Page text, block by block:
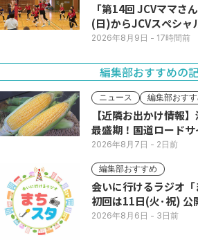
「第14回 JCVママさ
(日)からJCVスペシャ
2026年8月9日 - 17時間前
編集部おすすめの
ニュース 編集部おす
【近隣お出かけ情報
最盛期！国道ロード
い列
2026年8月7日 - 2日前
編集部おすすめ
会いに行けるラジオ「
初回は11日(火･祝) 公
2026年8月6日 - 3日前